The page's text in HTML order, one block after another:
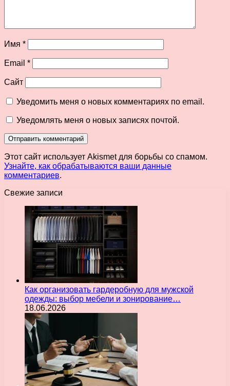
Имя *
Email *
Сайт
Уведомить меня о новых комментариях по email.
Уведомлять меня о новых записях почтой.
Этот сайт использует Akismet для борьбы со спамом.
Узнайте, как обрабатываются ваши данные
комментариев.
Свежие записи
Как организовать гардеробную для мужской
одежды: выбор мебели и зонирование…
18.06.2026